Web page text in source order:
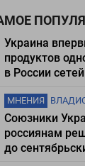
Украина
продуктов
в России
МНЕНИЯ
Союзники
россиянам
до